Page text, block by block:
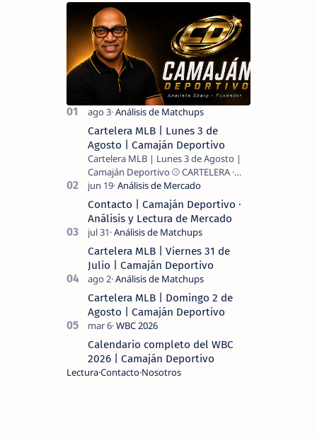
Cartelera MLB | Lunes 3 de
Agosto | Camaján Deportivo
Cartelera MLB | Lunes 3 de Agosto |
Camaján Deportivo ⚾ CARTELERA ·
Contacto | Camaján Deportivo ·
Análisis y Lectura de Mercado
Cartelera MLB | Viernes 31 de
Julio | Camaján Deportivo
Cartelera MLB | Domingo 2 de
Agosto | Camaján Deportivo
Calendario completo del WBC
2026 | Camaján Deportivo
LecturaContacto Nosotros